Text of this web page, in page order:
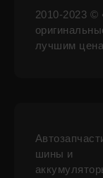
2010-2023 ©
лучшим
шины и